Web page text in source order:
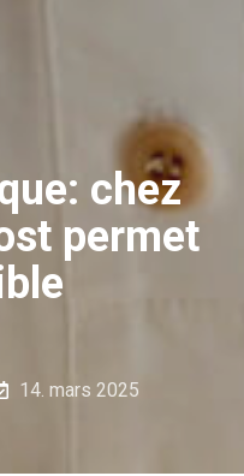
chez
permet
14. mars 2025